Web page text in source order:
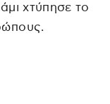
χτύπησε το